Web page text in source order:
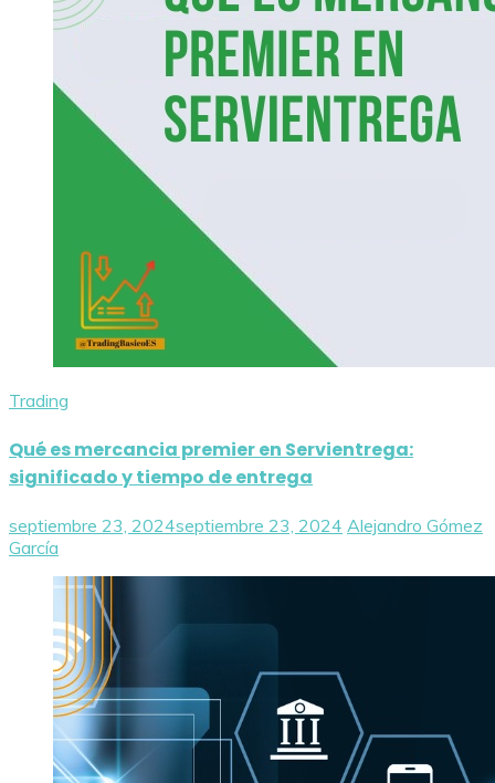
Trading
Qué es mercancia premier en Servientrega:
significado y tiempo de entrega
septiembre 23, 2024septiembre 23, 2024 Alejandro Gómez
García